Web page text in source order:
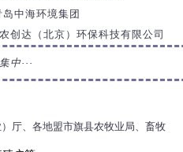
岛中海环境集团
创达（北京）环保科技有限公司
中···
厅、各地盟市旗县农牧业局、畜牧